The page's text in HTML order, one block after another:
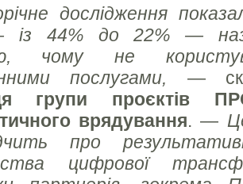
дослідження
із 44% до 22% —
чому не
послугами, —
групи проєктів
врядування. —
про
цифрової